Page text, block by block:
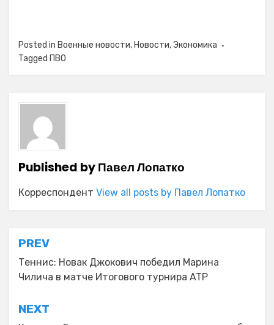
Posted in Военные новости, Новости,Экономика
Tagged ПВО
Published byПавел Лопатко
Корреспондент View all posts by Павел Лопатко
Навигация
по
записям
PREV
Теннис: Новак Джокович победил Марина
Чилича в матче Итогового турнира ATP
NEXT